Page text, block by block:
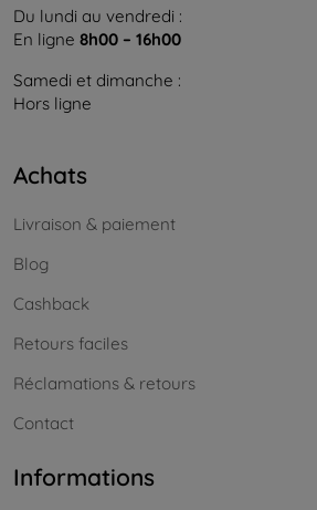
Du lundi au vendredi :
En ligne 8h00 – 16h00
Samedi et dimanche :
Hors ligne
Achats
Livraison & paiement
Blog
Cashback
Retours faciles
Réclamations & retours
Contact
Informations